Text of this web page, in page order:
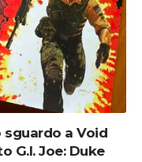
sguardo a Void
G.I. Joe: Duke